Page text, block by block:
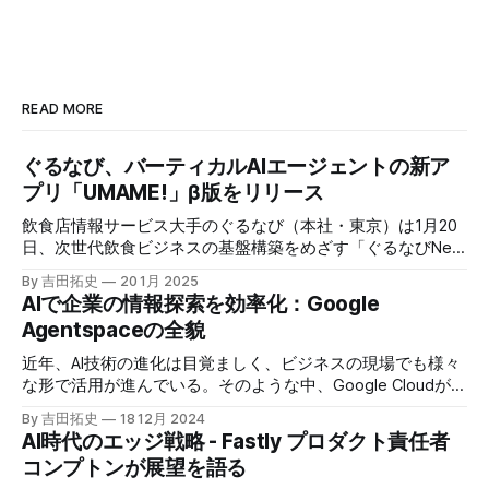
READ MORE
ぐるなび、バーティカルAIエージェントの新ア
プリ「UMAME!」β版をリリース
飲食店情報サービス大手のぐるなび（本社・東京）は1月20
日、次世代飲食ビジネスの基盤構築をめざす「ぐるなびNext
プロジェクト」の初成果として、新たな飲食店探索アプリ
「UMAME!（うまみー！）」のβ版を公開した。
By 吉田拓史 20 1月 2025
AIで企業の情報探索を効率化：Google
Agentspaceの全貌
近年、AI技術の進化は目覚ましく、ビジネスの現場でも様々
な形で活用が進んでいる。そのような中、Google Cloudが新
たに発表したGoogle Agentspaceは、いま注目を集めるAIエ
ージェントがエンタープライズITを大きく変革する予兆と言
えるだろう。
By 吉田拓史 18 12月 2024
AI時代のエッジ戦略 - Fastly プロダクト責任者
コンプトンが展望を語る